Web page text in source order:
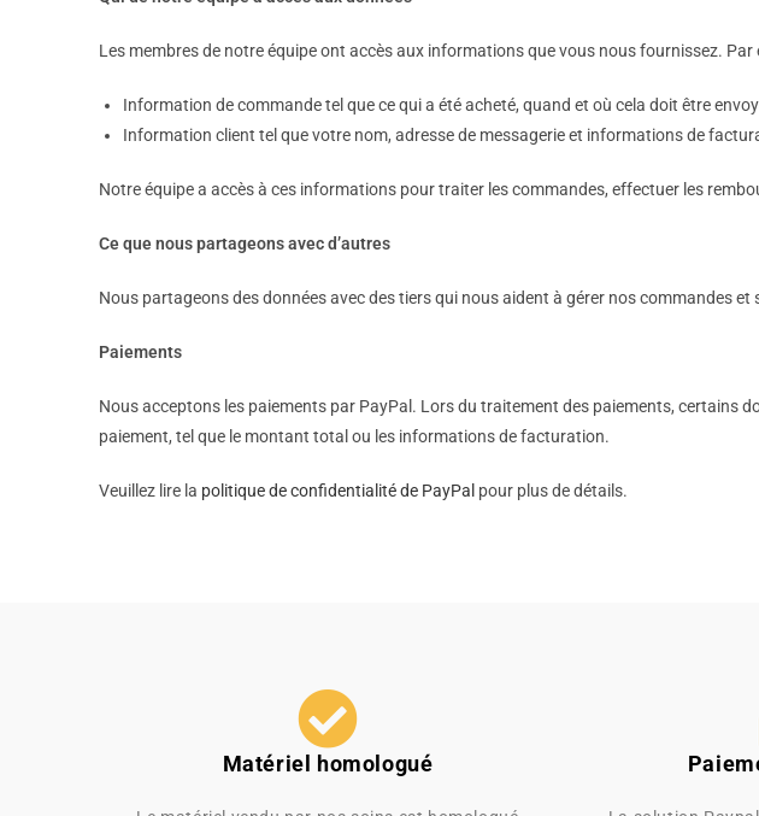
Les membres de notre équipe ont accès aux informations que vous nous fournissez.
Information de commande tel que ce qui a été acheté, quand et où cela doit être
Information client tel que votre nom, adresse de messagerie et informations de
Notre équipe a accès à ces informations pour traiter les commandes, effectuer les
Ce que nous partageons avec d’autres
Nous partageons des données avec des tiers qui nous aident à gérer nos commandes
Paiements
Nous acceptons les paiements par PayPal. Lors du traitement des paiements, certains
paiement, tel que le montant total ou les informations de facturation.
Veuillez lire la politique de confidentialité de PayPal pour plus de détails.
Matériel homologué